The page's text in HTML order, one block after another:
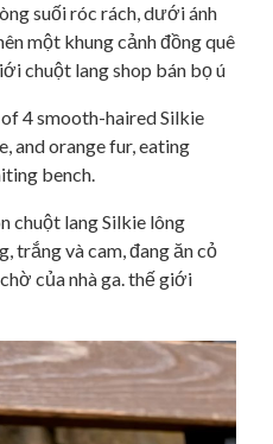
suối róc rách, dưới ánh
một khung cảnh đồng quê
chuột lang shop bán bọ ú
chuột lang Silkie lông
trắng và cam, đang ăn cỏ
của nhà ga. thế giới